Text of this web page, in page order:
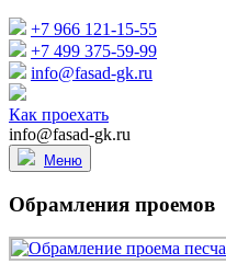
+7 966 121-15-55
+7 499 375-59-99
info@fasad-gk.ru
Как проехать
info@fasad-gk.ru
Меню
Обрамления проемов